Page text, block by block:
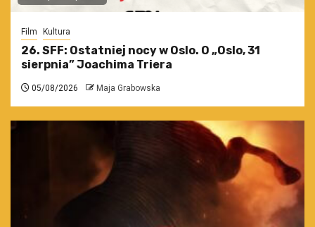
Film Kultura
26. SFF: Ostatniej nocy w Oslo. O „Oslo, 31
sierpnia” Joachima Triera
05/08/2026 Maja Grabowska